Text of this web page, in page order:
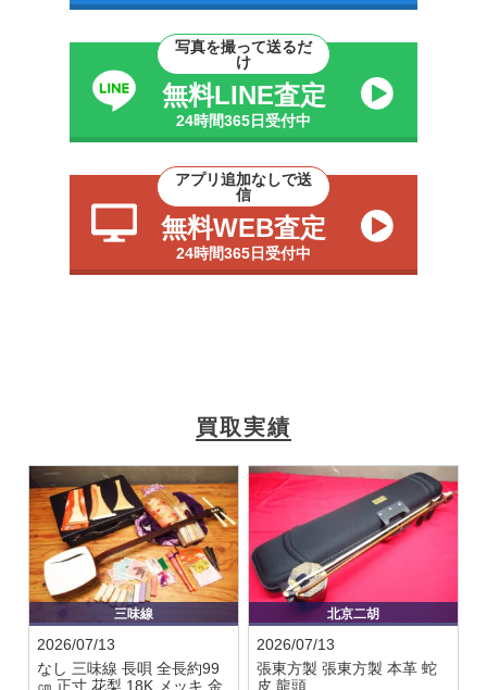
写真を撮って送るだ
け
無料LINE査定
24時間365日受付中
アプリ追加なしで送
信
無料WEB査定
24時間365日受付中
買取実績
三味線
2026/07/13
なし 三味線 長唄 全長約99
㎝ 正寸 花梨 18K メッキ 金
北京二胡
2026/07/13
張東方製 張東方製 本革 蛇
皮 龍頭